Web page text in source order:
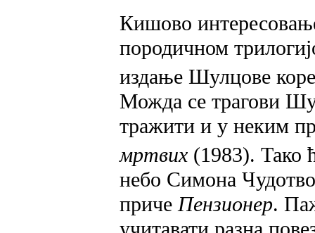
Кишово
породичном
издање Шулцове
Можда се трагови
тражити и у неким
мртвих (1983). Тако
небо Симона
причеПензионер.